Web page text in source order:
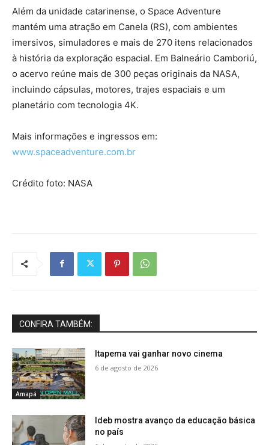
Além da unidade catarinense, o Space Adventure
mantém uma atração em Canela (RS), com ambientes
imersivos, simuladores e mais de 270 itens relacionados
à história da exploração espacial. Em Balneário Camboriú,
o acervo reúne mais de 300 peças originais da NASA,
incluindo cápsulas, motores, trajes espaciais e um
planetário com tecnologia 4K.
Mais informações e ingressos em:
www.spaceadventure.com.br
Crédito foto: NASA
CONFIRA TAMBÉM:
Amapá
Itapema vai ganhar novo cinema
6 de agosto de 2026
Ideb mostra avanço da educação básica
no país